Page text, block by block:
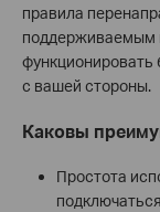
правила
поддерживаемым
функционировать
с вашей стороны.
Каковы
Простота